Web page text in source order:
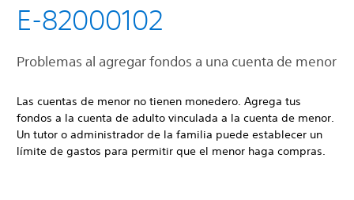
E-82000102
Problemas al agregar fondos a una cuenta de menor
Las cuentas de menor no tienen monedero. Agrega tus
fondos a la cuenta de adulto vinculada a la cuenta de menor.
Un tutor o administrador de la familia puede establecer un
límite de gastos para permitir que el menor haga compras.